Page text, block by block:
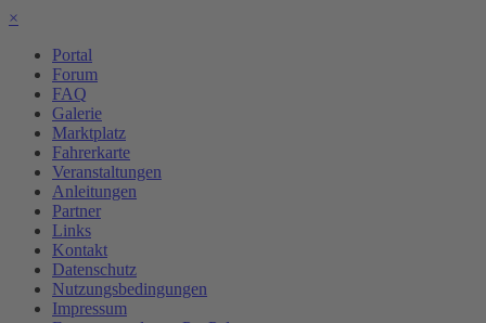
×
Portal
Forum
FAQ
Galerie
Marktplatz
Fahrerkarte
Veranstaltungen
Anleitungen
Partner
Links
Kontakt
Datenschutz
Nutzungsbedingungen
Impressum